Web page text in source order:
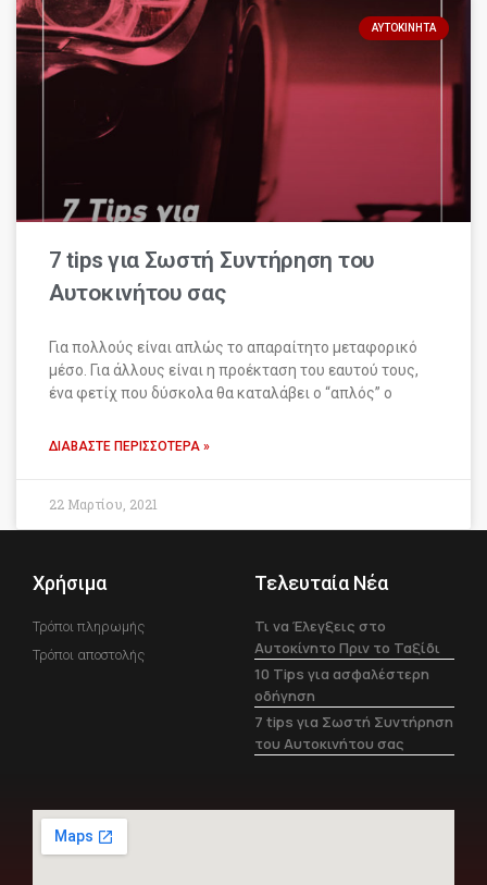
ΑΥΤΟΚΊΝΗΤΑ
7 tips για Σωστή Συντήρηση του
Αυτοκινήτου σας
Για πολλούς είναι απλώς το απαραίτητο μεταφορικό
μέσο. Για άλλους είναι η προέκταση του εαυτού τους,
ένα φετίχ που δύσκολα θα καταλάβει ο “απλός” ο
ΔΙΑΒΆΣΤΕ ΠΕΡΙΣΣΌΤΕΡΑ »
22 Μαρτίου, 2021
Χρήσιμα
Τρόποι πληρωμής
Τρόποι αποστολής
Τελευταία Νέα
Τι να Έλεγξεις στο
Αυτοκίνητο Πριν το Ταξίδι
10 Tips για ασφαλέστερη
οδήγηση
7 tips για Σωστή Συντήρηση
του Αυτοκινήτου σας